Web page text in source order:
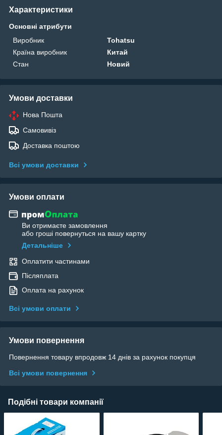
Характеристики
Основні атрибути
Виробник
Tohatsu
Країна виробник
Китай
Стан
Новий
Умови доставки
Нова Пошта
Самовивіз
Доставка поштою
Всі умови доставки
Умови оплати
Ви отримаєте замовлення
або гроші повернуться на вашу картку
Детальніше
Оплатити частинами
Післяплата
Оплата на рахунок
Всі умови оплати
Умови повернення
Повернення товару впродовж 14 днів за рахунок покупця
Всі умови повернення
Подібні товари компанії